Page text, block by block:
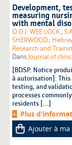
Development,
measuring
with mental
O.O.I. WEE LOCK ;
SHERWOOD ;
Research and
Dans Journal of
[BDSP. Notice
à autorisation]. This
testing, and
processes
residents [...]
Plus
Ajouter à ma